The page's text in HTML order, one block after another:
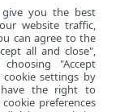
you the best
website traffic,
can agree to the
all and close",
"Accept
settings by
have the right to
preferences